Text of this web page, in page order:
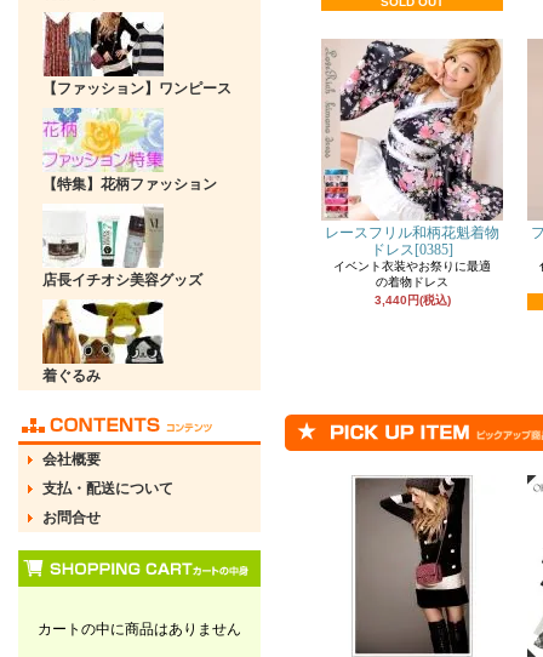
【ファッション】ワンピース
【特集】花柄ファッション
店長イチオシ美容グッズ
着ぐるみ
会社概要
支払・配送について
お問合せ
カートの中に商品はありません
レースフリル和柄花魁着物
ドレス[0385]
イベント衣装やお祭りに最適
の着物ドレス
3,440円(税込)